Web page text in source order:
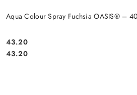
Aqua Colour Spray Fuchsia OASIS® –
Cena:
43.20
Cena:
43.20